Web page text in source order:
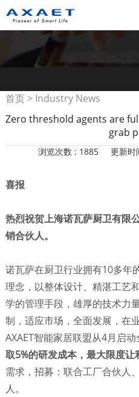
首页> Industry News
Zero threshold agents are
grab
浏览次数 : 1885 更新时
喜报
热烈祝贺上海诺瓦萨厨卫有限
销合伙人。
诺瓦萨在厨卫行业拥有10多年
理念，以整体设计、精湛工艺
学的管理手段，雄厚的技术力
制，适应市场，全面发展，在
AXAET智能家居联盟从4月启动
取5%的研发成本，最大限度让
需求，招募：联合工厂合伙人
人。